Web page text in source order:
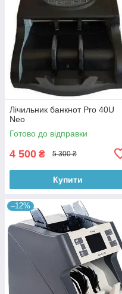
Лічильник банкнот Pro 40U
Neo
Готово до відправки
4 500 ₴ 5 300 ₴
Купити
–12%